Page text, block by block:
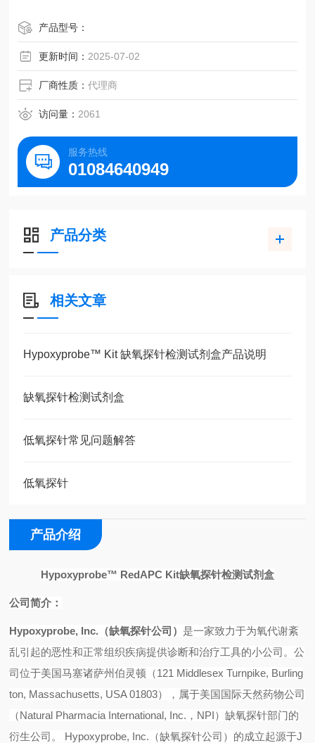
产品型号：
更新时间： 2025-07-02
厂商性质：代理商
访问量： 2061
服务热线
01084640949
产品分类
相关文章
Hypoxyprobe™ Kit 缺氧探针检测试剂盒产品说明
缺氧探针检测试剂盒
低氧探针常见问题解答
低氧探针
产品介绍
Hypoxyprobe™ RedAPC Kit缺氧探针检测试剂盒
公司简介：
Hypoxyprobe, Inc. （缺氧探针公司） 是一家致力于为氧代谢紊
乱引起的恶性和正常组织疾病提供诊断和治疗工具的小公司。公
司位于美国马塞诸萨州伯灵顿（121 Middlesex Turnpike, Burling
ton, Massachusetts, USA 01803），属于美国国际天然药物公司
（Natural Pharmacia International, Inc. ， NPI）缺氧探针部门的
衍生公司。 Hypoxyprobe, Inc. （缺氧探针公司）的成立起源于J